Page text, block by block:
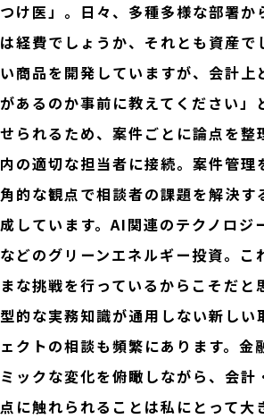
つけ医」。日々、多種多様な部署か
は経費でしょうか、それとも資産で
い商品を開発していますが、会計上
があるのか事前に教えてください」
せられるため、案件ごとに論点を整
内の適切な担当者に接続。案件管理
角的な観点で相談者の課題を解決す
成しています。AI関連のテクノロジ
などのグリーンエネルギー投資。こ
まな挑戦を行っているからこそだと
型的な実務知識が通用しない新しい
ェクトの相談も頻繁にあります。金
ミックな変化を俯瞰しながら、会計
点に触れられることは私にとって大